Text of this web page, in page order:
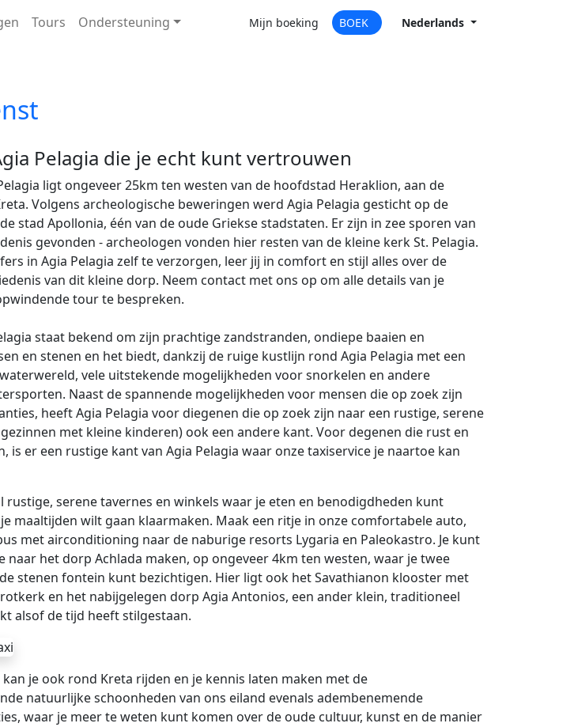
Mijn boeking Nederlands
BOEK
Tours Ondersteuning
Pelagia die je echt kunt vertrouwen
ligt ongeveer 25km ten westen van de hoofdstad Heraklion, aan de
Volgens archeologische beweringen werd Agia Pelagia gesticht op de
stad Apollonia, één van de oude Griekse stadstaten. Er zijn in zee sporen van
gevonden - archeologen vonden hier resten van de kleine kerk St. Pelagia.
in Agia Pelagia zelf te verzorgen, leer jij in comfort en stijl alles over de
van dit kleine dorp. Neem contact met ons op om alle details van je
tour te bespreken.
staat bekend om zijn prachtige zandstranden, ondiepe baaien en
en stenen en het biedt, dankzij de ruige kustlijn rond Agia Pelagia met een
vele uitstekende mogelijkheden voor snorkelen en andere
Naast de spannende mogelijkheden voor mensen die op zoek zijn
heeft Agia Pelagia voor diegenen die op zoek zijn naar een rustige, serene
met kleine kinderen) ook een andere kant. Voor degenen die rust en
is er een rustige kant van Agia Pelagia waar onze taxiservice je naartoe kan
rustige, serene tavernes en winkels waar je eten en benodigdheden kunt
maaltijden wilt gaan klaarmaken. Maak een ritje in onze comfortabele auto,
met airconditioning naar de naburige resorts Lygaria en Paleokastro. Je kunt
naar het dorp Achlada maken, op ongeveer 4km ten westen, waar je twee
stenen fontein kunt bezichtigen. Hier ligt ook het Savathianon klooster met
en het nabijgelegen dorp Agia Antonios, een ander klein, traditioneel
alsof de tijd heeft stilgestaan.
kan je ook rond Kreta rijden en je kennis laten maken met de
natuurlijke schoonheden van ons eiland evenals adembenemende
waar je meer te weten kunt komen over de oude cultuur, kunst en de manier